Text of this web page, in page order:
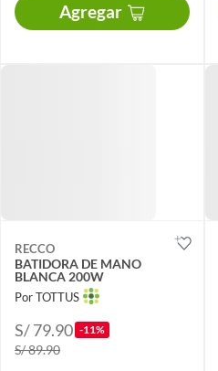
Agregar
RECCO
BATIDORA DE MANO
BLANCA 200W
Por TOTTUS
S/ 79.90 -11%
S/ 89.90